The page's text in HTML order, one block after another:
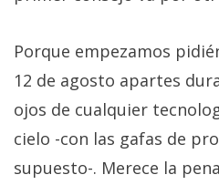
Porque empezamos
12 de agosto apartes
ojos de cualquier
cielo -con las gafas de
supuesto-. Merece la